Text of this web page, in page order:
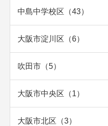
中島中学校区（43）
大阪市淀川区（6）
吹田市（5）
大阪市中央区（1）
大阪市北区（3）